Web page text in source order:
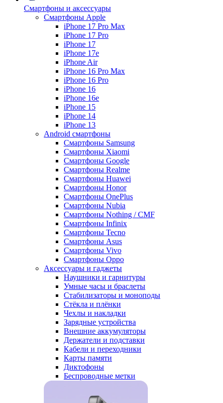
Смартфоны и аксессуары
Смартфоны Apple
iPhone 17 Pro Max
iPhone 17 Pro
iPhone 17
iPhone 17e
iPhone Air
iPhone 16 Pro Max
iPhone 16 Pro
iPhone 16
iPhone 16e
iPhone 15
iPhone 14
iPhone 13
Android cмартфоны
Смартфоны Samsung
Смартфоны Xiaomi
Смартфоны Google
Смартфоны Realme
Смартфоны Huawei
Смартфоны Honor
Смартфоны OnePlus
Смартфоны Nubia
Смартфоны Nothing / CMF
Смартфоны Infinix
Смартфоны Tecno
Смартфоны Asus
Смартфоны Vivo
Смартфоны Oppo
Аксессуары и гаджеты
Наушники и гарнитуры
Умные часы и браслеты
Стабилизаторы и моноподы
Стёкла и плёнки
Чехлы и накладки
Зарядные устройства
Внешние аккумуляторы
Держатели и подставки
Кабели и переходники
Карты памяти
Диктофоны
Беспроводные метки